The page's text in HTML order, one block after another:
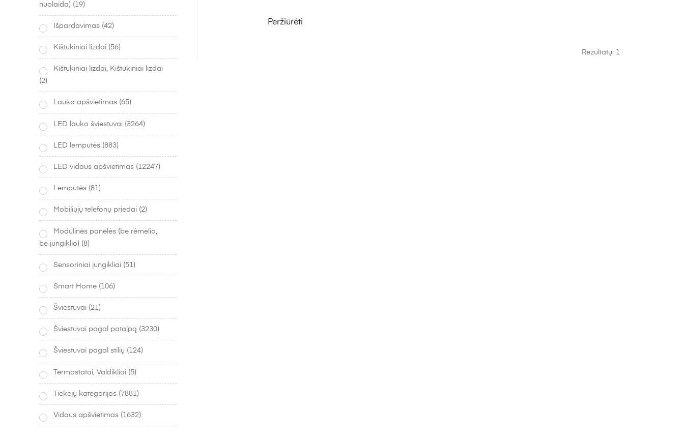
Peržiūrėti
Rezultatų: 1
nuolaida) (19)
Išpardavimas (42)
Kištukiniai lizdai (56)
Kištukiniai lizdai, Kištukiniai lizdai
(2)
Lauko apšvietimas (65)
LED lauko šviestuvai (3264)
LED lemputės (883)
LED vidaus apšvietimas (12247)
Lemputės (81)
Mobiliųjų telefonų priedai (2)
Modulinės panelės (be rėmelio,
be jungiklio) (8)
Sensoriniai jungikliai (51)
Smart Home (106)
Šviestuvai (21)
Šviestuvai pagal patalpą (3230)
Šviestuvai pagal stilių (124)
Termostatai, Valdikliai (5)
Tiekėjų kategorijos (7881)
Vidaus apšvietimas (1632)